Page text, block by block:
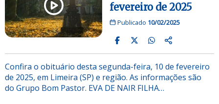
fevereiro de 2025
Publicado 10/02/2025
Confira o obituário desta segunda-feira, 10 de fevereiro
de 2025, em Limeira (SP) e região. As informações são
do Grupo Bom Pastor. EVA DE NAIR FILHA…